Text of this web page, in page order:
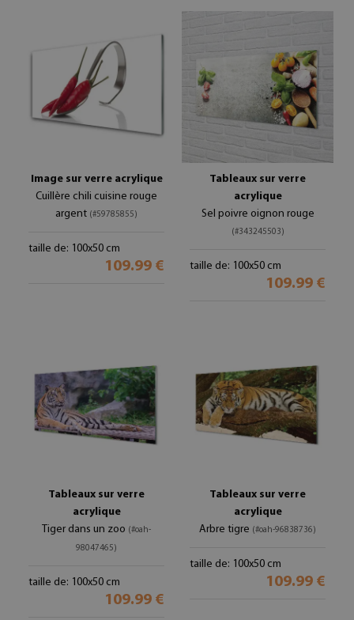
Image sur verre acrylique
Cuillère chili cuisine rouge
argent (#59785855)
taille de: 100x50 cm
109.99 €
Tableaux sur verre
acrylique
Sel poivre oignon rouge
(#343245503)
taille de: 100x50 cm
109.99 €
Tableaux sur verre
acrylique
Tiger dans un zoo (#oah-
98047465)
taille de: 100x50 cm
109.99 €
Tableaux sur verre
acrylique
Arbre tigre (#oah-96838736)
taille de: 100x50 cm
109.99 €